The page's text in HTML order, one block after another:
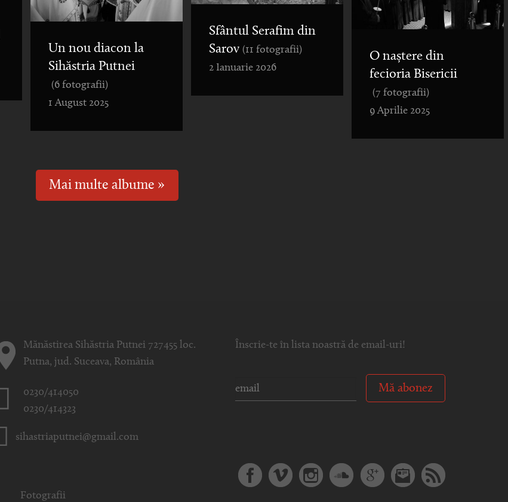
Sfântul Serafim din
Sarov (11 fotografii)
2 Ianuarie 2026
Un nou diacon la
Sihăstria Putnei
(6 fotografii)
1 August 2025
O naștere din
fecioria Bisericii
(7 fotografii)
9 Aprilie 2025
Mai multe albume »
Mănăstirea Sihăstria Putnei 727455 loc.
Putna, jud. Suceava, România
0230/414050
0230/414323
sihastriaputnei@gmail.com
Fotografii
Înscrie-te în lista noastră de email-uri!
Mă abonez